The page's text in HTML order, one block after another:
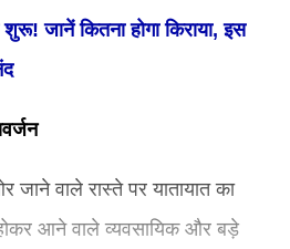
शुरू! जानें कितना होगा किराया, इस
जाने वाले रास्ते पर यातायात का
आने वाले व्यवसायिक और बड़े